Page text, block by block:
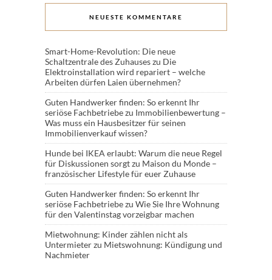
NEUESTE KOMMENTARE
Smart-Home-Revolution: Die neue
Schaltzentrale des Zuhauseszu Die
Elektroinstallation wird repariert – welche
Arbeiten dürfen Laien übernehmen?
Guten Handwerker finden: So erkennt Ihr
seriöse Fachbetriebezu Immobilienbewertung –
Was muss ein Hausbesitzer für seinen
Immobilienverkauf wissen?
Hunde bei IKEA erlaubt: Warum die neue Regel
für Diskussionen sorgtzu Maison du Monde –
französischer Lifestyle für euer Zuhause
Guten Handwerker finden: So erkennt Ihr
seriöse Fachbetriebezu Wie Sie Ihre Wohnung
für den Valentinstag vorzeigbar machen
Mietwohnung: Kinder zählen nicht als
Untermieterzu Mietswohnung: Kündigung und
Nachmieter